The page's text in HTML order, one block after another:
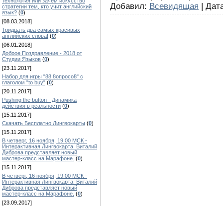
стратегии тем, кто учит английский
язык? (0)
[08.03.2018]
Тридцать два самых красивых
английских слова! (0)
[06.01.2018]
Доброе Поздравление - 2018 от
Студии Языков (0)
[23.11.2017]
Набор для игры "88 8опросо8" с
глаголом "to buy" (0)
[20.11.2017]
Pushing the button - Динамика
действия в реальности (0)
[15.11.2017]
Скачать Бесплатно Лингвокарты (0)
[15.11.2017]
В четверг, 16 ноября, 19.00 МСК -
Интерактивная Лингвокарта. Виталий
Диброва представляет новый
мастер-класс на Марафоне. (0)
[15.11.2017]
В четверг, 16 ноября, 19.00 МСК -
Интерактивная Лингвокарта. Виталий
Диброва представляет новый
мастер-класс на Марафоне. (0)
[23.09.2017]
Добавил: Всевидящая |